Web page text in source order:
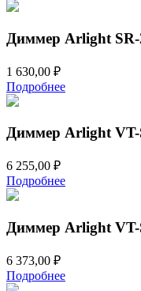
Диммер Arlight SR-
1 630,00 ₽
Подробнее
Диммер Arlight VT-
6 255,00 ₽
Подробнее
Диммер Arlight VT-
6 373,00 ₽
Подробнее